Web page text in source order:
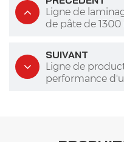
Ligne de
de pâte de
SUIVANT
Ligne de
performance